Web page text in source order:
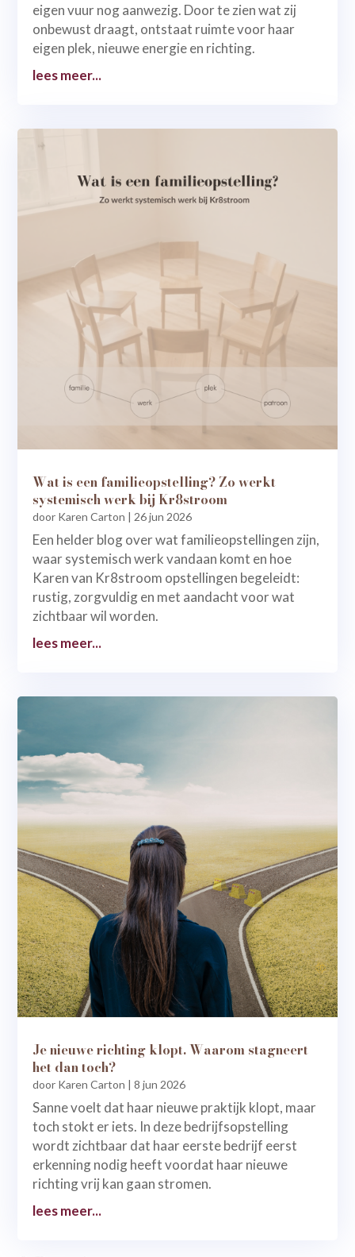
eigen vuur nog aanwezig. Door te zien wat zij
onbewust draagt, ontstaat ruimte voor haar
eigen plek, nieuwe energie en richting.
lees meer...
Wat is een familieopstelling? Zo werkt
systemisch werk bij Kr8stroom
door Karen Carton | 26 jun 2026
Een helder blog over wat familieopstellingen zijn,
waar systemisch werk vandaan komt en hoe
Karen van Kr8stroom opstellingen begeleidt:
rustig, zorgvuldig en met aandacht voor wat
zichtbaar wil worden.
lees meer...
Je nieuwe richting klopt. Waarom stagneert
het dan toch?
door Karen Carton |8 jun 2026
Sanne voelt dat haar nieuwe praktijk klopt, maar
toch stokt er iets. In deze bedrijfsopstelling
wordt zichtbaar dat haar eerste bedrijf eerst
erkenning nodig heeft voordat haar nieuwe
richting vrij kan gaan stromen.
lees meer...